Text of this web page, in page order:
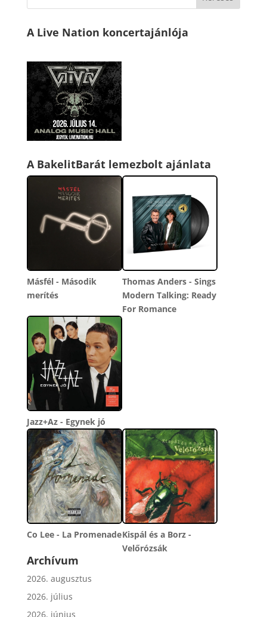
A Live Nation koncertajánlója
A BakelitBarát lemezbolt ajánlata
Másfél - Második
merítés
Thomas Anders - Sings
Modern Talking: Ready
For Romance
Jazz+Az - Egynek jó
Co Lee - La PromenadeKispál és a Borz -
Velőrózsák
Archívum
2026. augusztus
2026. július
2026. június